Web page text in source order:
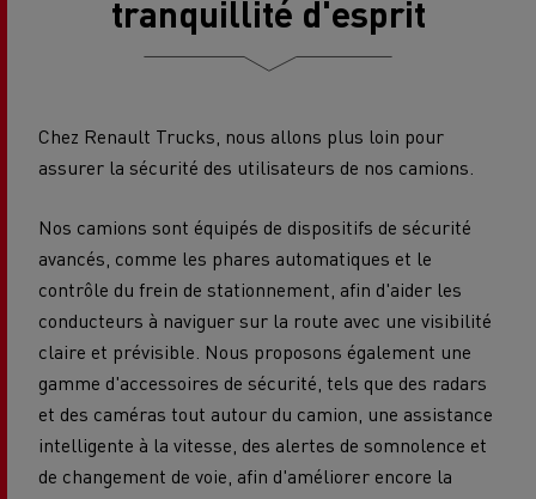
tranquillité d'esprit
Chez Renault Trucks, nous allons plus loin pour
assurer la sécurité des utilisateurs de nos camions.
Nos camions sont équipés de dispositifs de sécurité
avancés, comme les phares automatiques et le
contrôle du frein de stationnement, afin d'aider les
conducteurs à naviguer sur la route avec une visibilité
claire et prévisible. Nous proposons également une
gamme d'accessoires de sécurité, tels que des radars
et des caméras tout autour du camion, une assistance
intelligente à la vitesse, des alertes de somnolence et
de changement de voie, afin d'améliorer encore la